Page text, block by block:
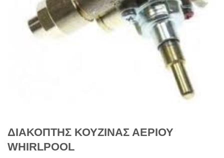
ΔΙΑΚΟΠΤΗΣ ΚΟΥΖΙΝΑΣ ΑΕΡΙΟΥ
WHIRLPOOL